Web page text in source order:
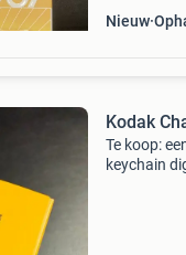
Nieuw
Kodak
Te koop:
keychain